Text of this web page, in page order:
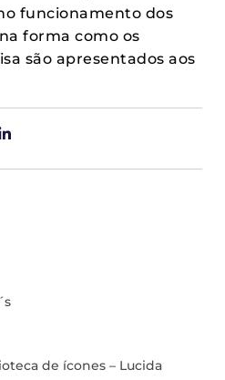
funcionamento dos
forma como os
são apresentados aos
de ícones – Lucida